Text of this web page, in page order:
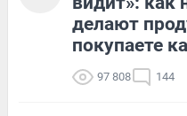
делают
покупаете
97 808 144